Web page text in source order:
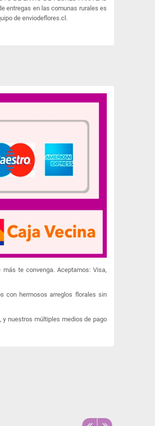
entregas en las comunas rurales es
de enviodeflores.cl.
te convenga. Aceptamos: Visa,
con hermosos arreglos florales sin
y nuestros múltiples medios de pago